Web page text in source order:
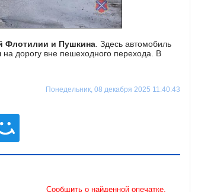
Флотилии и Пушкина . Здесь автомобиль
дорогу вне пешеходного перехода. В
Понедельник, 08 декабря 2025 11:40:43